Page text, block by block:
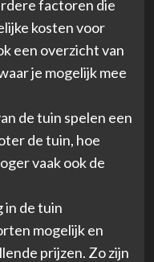
factoren die
kosten voor
een overzicht van
je mogelijk mee
de tuin spelen een
de tuin, hoe
vaak ook de
in de tuin
mogelijk en
prijzen. Zo zijn